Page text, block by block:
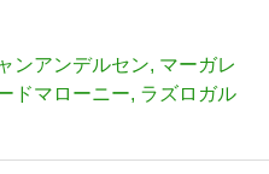
ンアンデルセン マーガレ
ドマローニー ラズロガル